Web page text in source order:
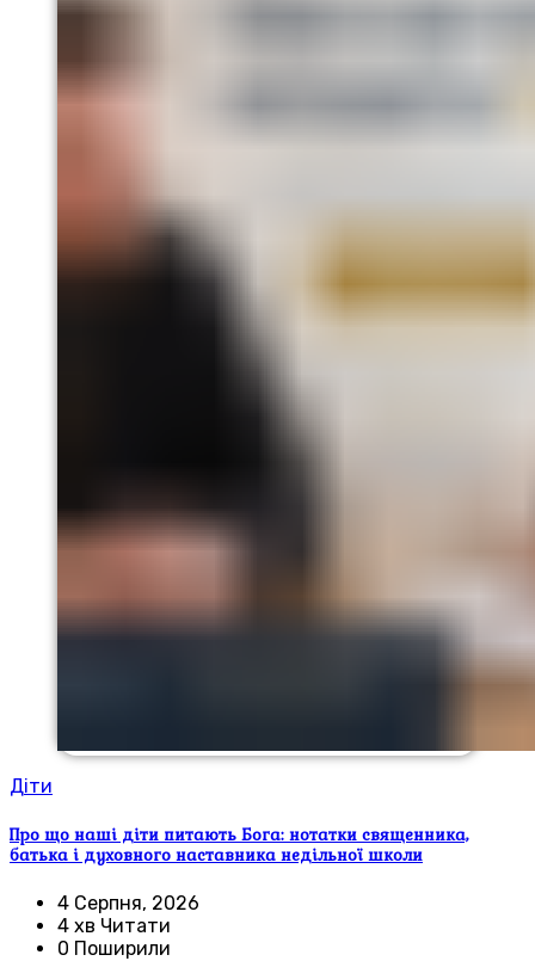
Діти
Про що наші діти питають Бога: нотатки священника,
батька і духовного наставника недільної школи
4 Серпня, 2026
4 хв Читати
0 Поширили